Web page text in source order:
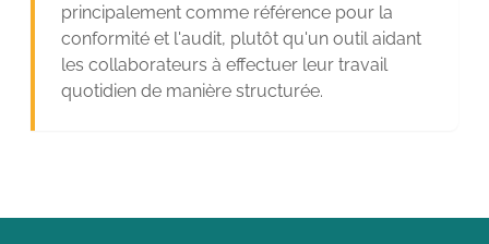
principalement comme référence pour la
conformité et l'audit, plutôt qu'un outil aidant
les collaborateurs à effectuer leur travail
quotidien de manière structurée.